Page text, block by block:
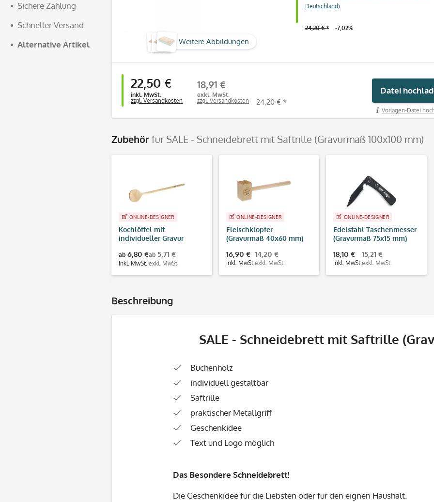
Sichere Zahlung
Schneller Versand
Alternative Artikel
Weitere Abbildungen
Deutschland)
24,20 € * -7,02%
22,50 €
inkl. MwSt.
zzgl. Versandkosten
18,91 €
exkl. MwSt.
zzgl. Versandkosten
24,20 € *
Datei
Vorlagen-Datei
Zubehörfür SALE - Schneidebrett mit Saftrille (Gravurmaß 100x100 mm)
ONLINE-DESIGNER
Kochlöffel mit
individueller Gravur
ab 6,80 €
inkl. MwSt.
ab 5,71 €
exkl. MwSt.
ONLINE-DESIGNER
Fleischklopfer
(Gravurmaß 40x60 mm)
16,90 €
inkl. MwSt.
14,20 €
exkl. MwSt.
ONLINE-DESIGNER
Edelstahl Taschenmesser
(Gravurmaß 75x15 mm)
18,10 €
inkl. MwSt.
15,21 €
exkl. MwSt.
Beschreibung
SALE - Schneidebrett mit Saftrille
Buchenholz
individuell gestaltbar
Saftrille
praktischer Metallgriff
Geschenkidee
Text und Logo möglich
Das Besondere Schneidebrett!
Die Geschenkidee für die Liebsten oder für den eignen Haushalt.